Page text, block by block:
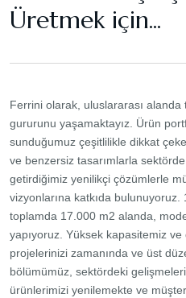
Üretmek için...
Ferrini olarak, uluslararası alanda
gururunu yaşamaktayız. Ürün
sunduğumuz çeşitlilikle dikkat
ve benzersiz tasarımlarla
getirdiğimiz yenilikçi çözümlerle
vizyonlarına katkıda
toplamda 17.000 m2 alanda,
yapıyoruz. Yüksek kapasitemiz
projelerinizi zamanında ve üst
bölümümüz, sektördeki
ürünlerimizi yenilemekte ve